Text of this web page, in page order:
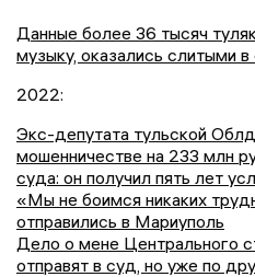
Данные более 36 тысяч
музыку, оказались слитыми в
2022:
Экс-депутата тульской
мошенничестве на 233 млн
суда: он получил пять лет
«Мы не боимся никаких
отправились в Мариуполь
Дело о мене Центрального
отправят в суд, но уже по